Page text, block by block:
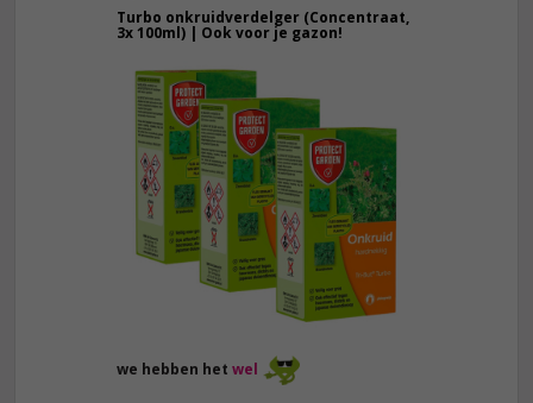
Turbo onkruidverdelger (Concentraat,
3x 100ml) | Ook voor je gazon!
we hebben het wel